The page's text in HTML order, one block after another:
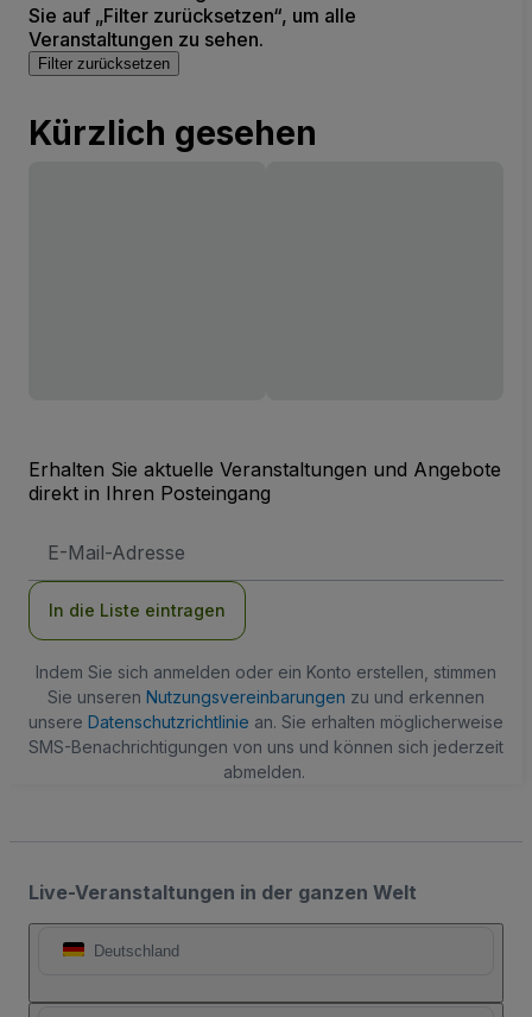
Sie auf „Filter zurücksetzen“, um alle
Veranstaltungen zu sehen.
Filter zurücksetzen
Kürzlich gesehen
Erhalten Sie aktuelle Veranstaltungen und Angebote
direkt in Ihren Posteingang
Mail-
In die Liste eintragen
Indem Sie sich anmelden oder ein Konto erstellen, stimmen
Sie unseren Nutzungsvereinbarungen zu und erkennen
unsere Datenschutzrichtlinie an. Sie erhalten möglicherweise
SMS-Benachrichtigungen von uns und können sich jederzeit
abmelden.
Live-Veranstaltungen in der ganzen Welt
Deutschland